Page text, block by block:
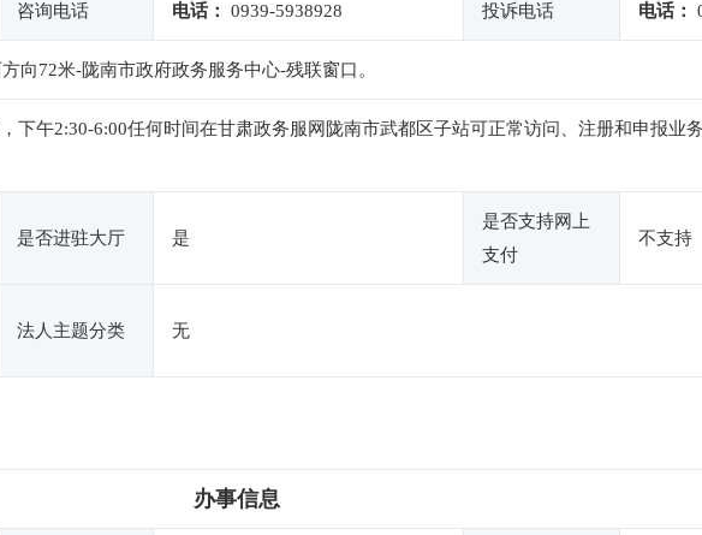
咨询电话 电话： 0939-5938928 投诉电话 电话：
向72米-陇南市政府政务服务中心-残联窗口。
下午2:30-6:00任何时间在甘肃政务服网陇南市武都区子站可正常访问、注册和申报业
是否进驻大厅 是
是否支持网上
支付
不支持
法人主题分类 无
办事信息